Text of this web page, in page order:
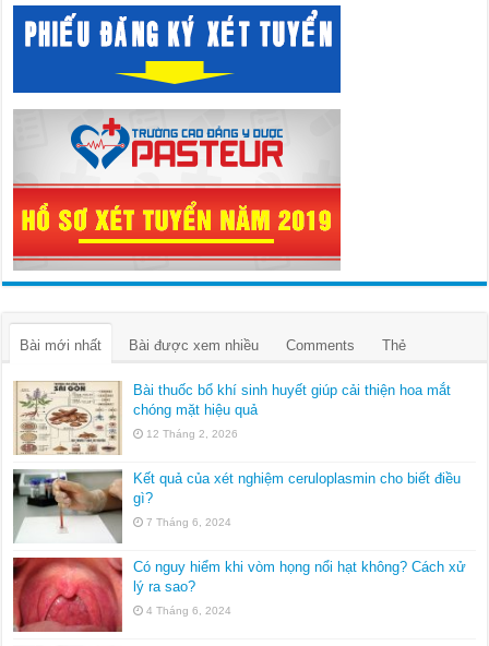
Bài mới nhất Bài được xem nhiều Comments Thẻ
Bài thuốc bổ khí sinh huyết giúp cải thiện hoa mắt
chóng mặt hiệu quả
12 Tháng 2, 2026
Kết quả của xét nghiệm ceruloplasmin cho biết điều
gì?
7 Tháng 6, 2024
Có nguy hiểm khi vòm họng nổi hạt không? Cách xử
lý ra sao?
4 Tháng 6, 2024